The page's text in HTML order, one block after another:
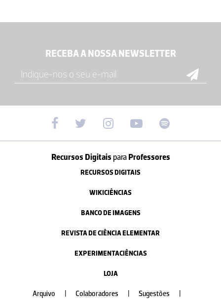
RECEBA A NOSSA NEWSLETTER
Recursos Digitais paraProfessores
RECURSOS DIGITAIS
WIKICIÊNCIAS
BANCO DE IMAGENS
REVISTA DE CIÊNCIA ELEMENTAR
EXPERIMENTACIÊNCIAS
LOJA
Arquivo Colaboradores Sugestões